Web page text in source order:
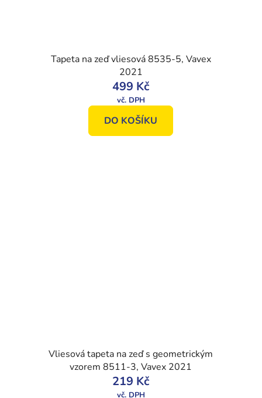
Tapeta na zeď vliesová 8535-5, Vavex
2021
499 Kč
DO KOŠÍKU
Vliesová tapeta na zeď s geometrickým
vzorem 8511-3, Vavex 2021
219 Kč